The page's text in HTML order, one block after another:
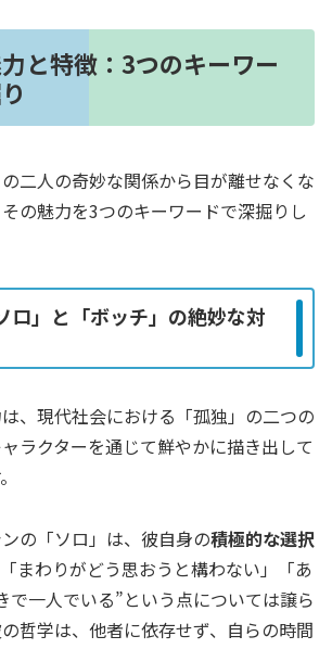
と特徴：3つのキーワー
二人の奇妙な関係から目が離せなくな
の魅力を3つのキーワードで深掘りし
」と「ボッチ」の絶妙な対
、現代社会における「孤独」の二つの
ラクターを通じて鮮やかに描き出して
の「ソロ」は、彼自身の積極的な選択
まわりがどう思おうと構わない」「あ
で一人でいる”という点については譲ら
哲学は、他者に依存せず、自らの時間